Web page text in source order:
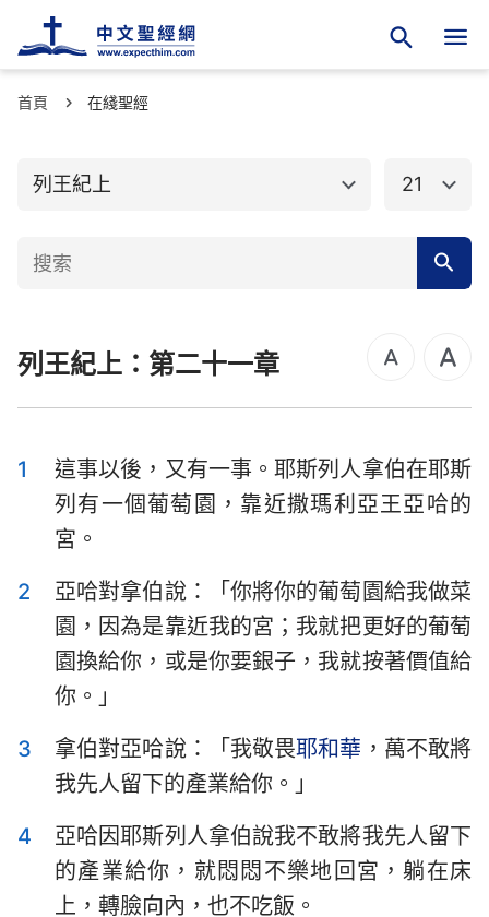
首頁 在綫聖經
列王紀上
舊約聖經
創世記
申命記
撒母耳記上 撒母耳記下
歷代志上 歷代志下
以斯拉記 尼希米記
箴言
傳道書 雅歌
以賽亞書
耶利米哀歌 以西結書
約珥書 阿摩司書
俄巴底亞書 約拿書
21
列王紀上：第二十一章
1
這事以後，又有一事。耶斯列人拿伯在耶斯
列有一個葡萄園，靠近撒瑪利亞王亞哈的
宮。
2
亞哈對拿伯說：「你將你的葡萄園給我做菜
園，因為是靠近我的宮；我就把更好的葡萄
園換給你，或是你要銀子，我就按著價值給
你。」
3
拿伯對亞哈說：「我敬畏耶和華 ，萬不敢將
我先人留下的產業給你。」
4
亞哈因耶斯列人拿伯說我不敢將我先人留下
的產業給你，就悶悶不樂地回宮，躺在床
上，轉臉向內，也不吃飯。